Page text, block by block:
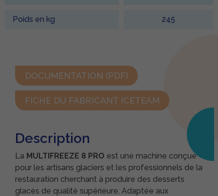
Poids en kg 245
DOCUMENTATION (PDF)
FICHE DU FABRICANT ICETEAM
Description
La MULTIFREEZE 8 PRO est une machine conçue
pour les artisans glaciers et les professionnels de la
restauration cherchant à produire des desserts
glacés de qualité supérieure. Adaptée aux